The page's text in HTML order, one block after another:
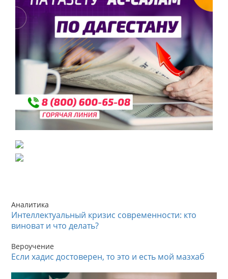
Аналитика
Интеллектуальный кризис современности: кто
виноват и что делать?
Вероучение
Если хадис достоверен, то это и есть мой мазхаб